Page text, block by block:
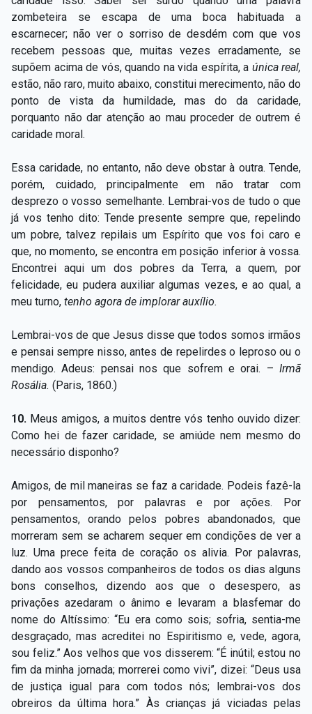
zombeteira se escapa de uma boca habituada a
escarnecer; não ver o sorriso de desdém com que vos
recebem pessoas que, muitas vezes erradamente, se
supõem acima de vós, quando na vida espírita, a única real,
estão, não raro, muito abaixo, constitui merecimento, não do
ponto de vista da humildade, mas do da caridade,
porquanto não dar atenção ao mau proceder de outrem é
caridade moral.
Essa caridade, no entanto, não deve obstar à outra. Tende,
porém, cuidado, principalmente em não tratar com
desprezo o vosso semelhante. Lembrai-vos de tudo o que
já vos tenho dito: Tende presente sempre que, repelindo
um pobre, talvez repilais um Espírito que vos foi caro e
que, no momento, se encontra em posição inferior à vossa.
Encontrei aqui um dos pobres da Terra, a quem, por
felicidade, eu pudera auxiliar algumas vezes, e ao qual, a
meu turno, tenho agora de implorar auxílio.
Lembrai-vos de que Jesus disse que todos somos irmãos
e pensai sempre nisso, antes de repelirdes o leproso ou o
mendigo. Adeus: pensai nos que sofrem e orai. – Irmã
Rosália. (Paris, 1860.)
10. Meus amigos, a muitos dentre vós tenho ouvido dizer:
Como hei de fazer caridade, se amiúde nem mesmo do
necessário disponho?
Amigos, de mil maneiras se faz a caridade. Podeis fazê-la
por pensamentos, por palavras e por ações. Por
pensamentos, orando pelos pobres abandonados, que
morreram sem se acharem sequer em condições de ver a
luz. Uma prece feita de coração os alivia. Por palavras,
dando aos vossos companheiros de todos os dias alguns
bons conselhos, dizendo aos que o desespero, as
privações azedaram o ânimo e levaram a blasfemar do
nome do Altíssimo: “Eu era como sois; sofria, sentia-me
desgraçado, mas acreditei no Espiritismo e, vede, agora,
sou feliz.” Aos velhos que vos disserem: “É inútil; estou no
fim da minha jornada; morrerei como vivi”, dizei: “Deus usa
de justiça igual para com todos nós; lembrai-vos dos
obreiros da última hora.” Às crianças já viciadas pelas